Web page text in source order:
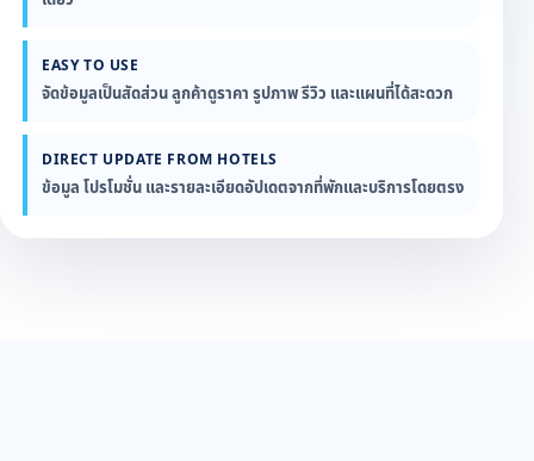
EASY TO USE
จัดข้อมูลเป็นสัดส่วน ลูกค้าดูราคา รูปภาพ รีวิว และแผนที่ได้สะดวก
DIRECT UPDATE FROM HOTELS
ข้อมูล โปรโมชั่น และรายละเอียดอัปเดตจากที่พักและบริการโดยตรง